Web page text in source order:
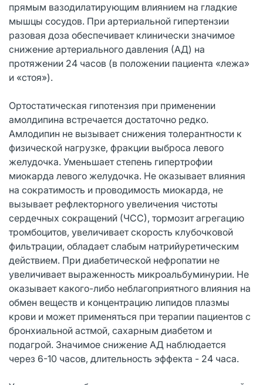
прямым вазодилатирующим влиянием на гладкие
мышцы сосудов. При артериальной гипертензии
разовая доза обеспечивает клинически значимое
снижение артериального давления (АД) на
протяжении 24 часов (в положении пациента «лежа»
и «стоя»).
Ортостатическая гипотензия при применении
амолдипина встречается достаточно редко.
Амлодипин не вызывает снижения толерантности к
физической нагрузке, фракции выброса левого
желудочка. Уменьшает степень гипертрофии
миокарда левого желудочка. Не оказывает влияния
на сократимость и проводимость миокарда, не
вызывает рефлекторного увеличения чистоты
сердечных сокращений (ЧСС), тормозит агрегацию
тромбоцитов, увеличивает скорость клубочковой
фильтрации, обладает слабым натрийуретическим
действием. При диабетической нефропатии не
увеличивает выраженность микроальбуминурии. Не
оказывает какого-либо неблагоприятного влияния на
обмен веществ и концентрацию липидов плазмы
крови и может применяться при терапии пациентов с
бронхиальной астмой, сахарным диабетом и
подагрой. Значимое снижение АД наблюдается
через 6-10 часов, длительность эффекта - 24 часа.